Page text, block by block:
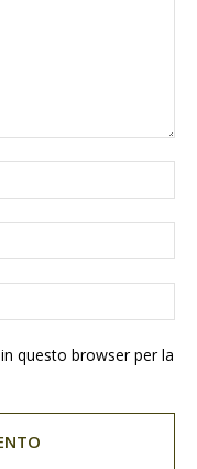
questo browser per la